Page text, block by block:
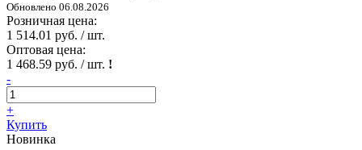
Обновлено 06.08.2026
Розничная цена:
1 514.01 руб. / шт.
Оптовая цена:
1 468.59 руб. / шт. !
-
+
Купить
Новинка